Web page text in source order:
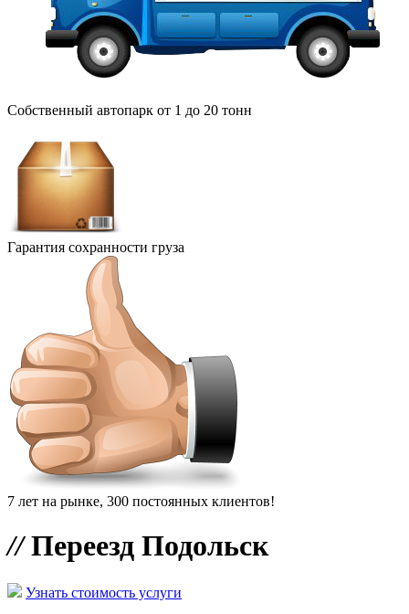
Собственный автопарк от 1 до 20 тонн
Гарантия сохранности груза
7 лет на рынке, 300 постоянных клиентов!
//Переезд Подольск
Узнать стоимость услуги